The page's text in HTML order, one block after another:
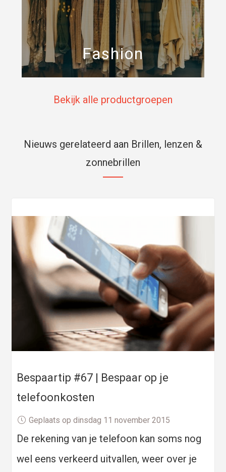
Fashion
Bekijk alle productgroepen
Nieuws gerelateerd aan Brillen, lenzen &
zonnebrillen
Bespaartip #67 | Bespaar op je
telefoonkosten
Geplaats op dinsdag 11 november 2015
De rekening van je telefoon kan soms nog
wel eens verkeerd uitvallen, weer over je